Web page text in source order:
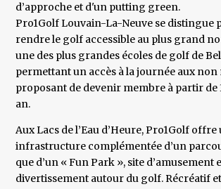
d’approche et d'un putting green.
Pro1Golf Louvain-La-Neuve se distingue
rendre le golf accessible au plus grand
une des plus grandes écoles de golf de
permettant un accès à la journée aux non
proposant de devenir membre à partir de
an.
Aux Lacs de l’Eau d’Heure, Pro1Golf offre
infrastructure complémentée d’un
que d’un « Fun Park », site d’amusement
divertissement autour du golf. Récréatif